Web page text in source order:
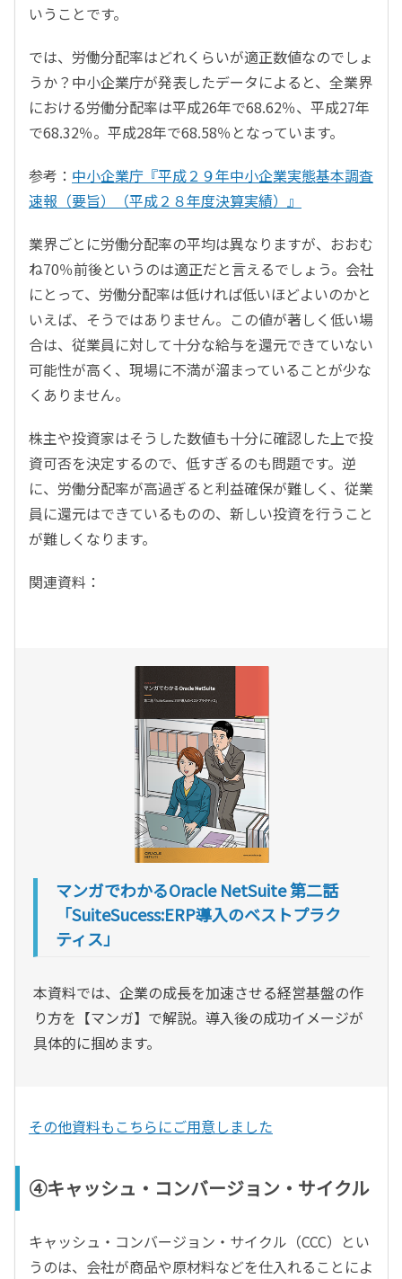
いうことです。
では、労働分配率はどれくらいが適正数値なのでしょ
うか？中小企業庁が発表したデータによると、全業界
における労働分配率は平成26年で68.62％、平成27年
で68.32％。平成28年で68.58％となっています。
参考： 中小企業庁『平成２９年中小企業実態基本調査
速報（要旨）（平成２８年度決算実績）』
業界ごとに労働分配率の平均は異なりますが、おおむ
ね70％前後というのは適正だと言えるでしょう。会社
にとって、労働分配率は低ければ低いほどよいのかと
いえば、そうではありません。この値が著しく低い場
合は、従業員に対して十分な給与を還元できていない
可能性が高く、現場に不満が溜まっていることが少な
くありません。
株主や投資家はそうした数値も十分に確認した上で投
資可否を決定するので、低すぎるのも問題です。逆
に、労働分配率が高過ぎると利益確保が難しく、従業
員に還元はできているものの、新しい投資を行うこと
が難しくなります。
関連資料：
マンガでわかるOracle NetSuite 第二話
「SuiteSucess:ERP導入のベストプラク
ティス」
本資料では、企業の成長を加速させる経営基盤の作
り方を【マンガ】で解説。導入後の成功イメージが
具体的に掴めます。
その他資料もこちらにご用意しました
④キャッシュ・コンバージョン・サイクル
キャッシュ・コンバージョン・サイクル（CCC）とい
うのは、会社が商品や原材料などを仕入れることによ